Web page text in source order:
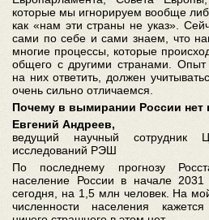
которые мы игнорируем вообще
как «нам эти страны не указ».
сами по себе и сами знаем, что
многие процессы, которые
общего с другими странами. Опыт
на них ответить, должен
очень сильно отличаемся.
Почему в вымирании России нет
Евгений Андреев,
ведущий научный сотрудник
исследований РЭШ
По последнему прогнозу
население России в начале
сегодня, на 1,5 млн человек. На
численности населения